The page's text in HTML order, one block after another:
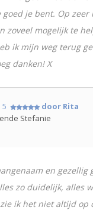
goed je bent. Op zeer
zoveel mogelijk te
ik mijn weg terug
danken! X
door Rita
Stefanie
en gezellig
zo duidelijk, alles
ik het niet altijd op